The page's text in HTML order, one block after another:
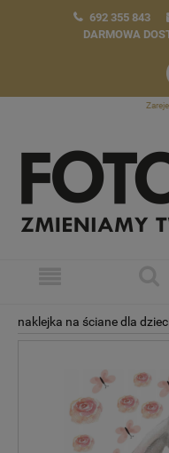
692 355 843
DARMOWA
naklejka na ściane dla